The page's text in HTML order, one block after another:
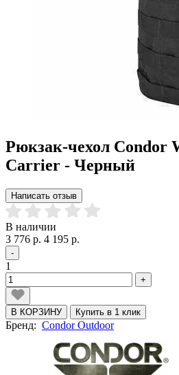
Рюкзак-чехол Condor
Carrier - Черный
Написать отзыв
В наличии
3 776 р. 4 195 р.
-
1
+
В КОРЗИНУ Купить в 1 клик
Бренд: Condor Outdoor